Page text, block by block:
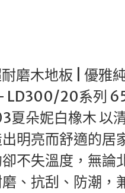
磨木地板 | 優雅
6503夏
以清新柔
家氛圍，
北歐風、日
，兼具美